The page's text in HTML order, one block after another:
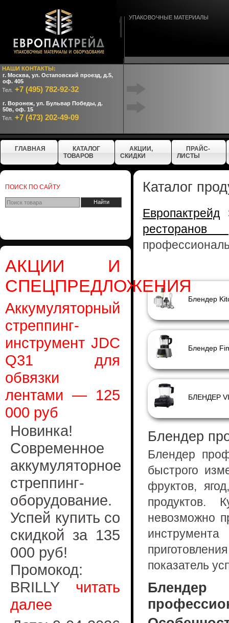
НАШИ КОНТАКТЫ:
г. Москва, ул. Остаповский проезд, д.5,
оф. 405
Тел. +7 (495) 782-92-32
г. Воронеж, ул. Бульвар Победы, д.
50в, оф. 15
Тел. +7 (473) 202-49-09
УПАКОВОЧНЫЕ МАТЕРИАЛЫ
ГЛАВНАЯ
КАТАЛОГ
ТОВАРОВ
АКЦИИ,
СКИДКИ
ПРАЙС-
ЛИСТЫ
ПОИСК ПО САЙТУ
АКЦИИ И
СПЕЦПРЕДЛОЖЕНИЯ
Аккумуляторный
стреппинг-
инструмент JDC
Q31 для
обвязки
лентами — 125
000 руб
Новинка!
Современное
аккумуляторное
стреппинг-
оборудование.
Успей купить со
скидкой за 135
000 руб!
Промокод:
BRILLY читать
далее
Каталог
Европактрейд
БЛЕНДЕР
Блендер
Блендер
быстрого
фруктов,
продуктов.
невозможно
показатель
Блендер